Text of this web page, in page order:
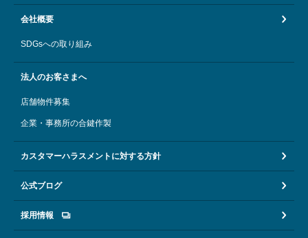
会社概要
SDGsへの取り組み
法人のお客さまへ
店舗物件募集
企業・事務所の合鍵作製
カスタマーハラスメントに対する方針
公式ブログ
採用情報